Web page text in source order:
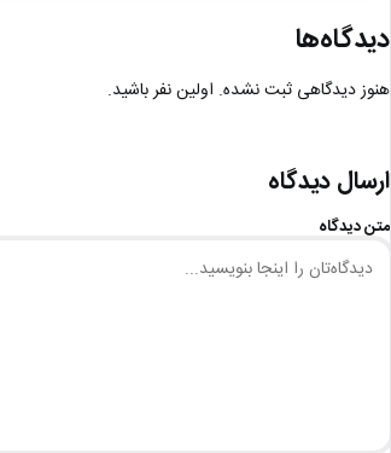
دیدگاه‌ها
هنوز دیدگاهی ثبت نشده. اولین نفر باشید.
ارسال دیدگاه
متن دیدگاه